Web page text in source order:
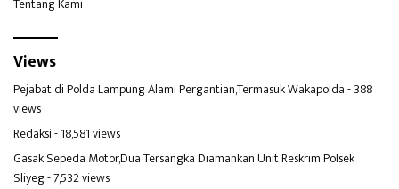
Views
Pejabat di Polda Lampung Alami Pergantian,Termasuk Wakapolda- 388
views
Redaksi- 18,581 views
Gasak Sepeda Motor,Dua Tersangka Diamankan Unit Reskrim Polsek
Sliyeg- 7,532 views